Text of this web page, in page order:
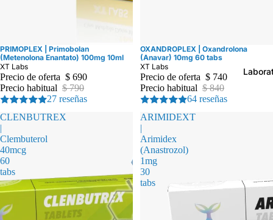
Oferta
PRIMOPLEX | Primobolan
(Metenolona Enantato) 100mg 10ml
XT Labs
Precio de oferta $ 690
Precio habitual $ 790
27 reseñas
Oferta
OXANDROPLEX | Oxandrolona
(Anavar) 10mg 60 tabs
XT Labs
Precio de oferta $ 740
Precio habitual $ 840
64 reseñas
CLENBUTREX
|
Clembuterol
40mcg
60
tabs
ARIMIDEXT
|
Arimidex
(Anastrozol)
1mg
30
tabs